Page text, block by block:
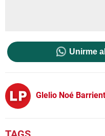
Unirme
Glelio Noé